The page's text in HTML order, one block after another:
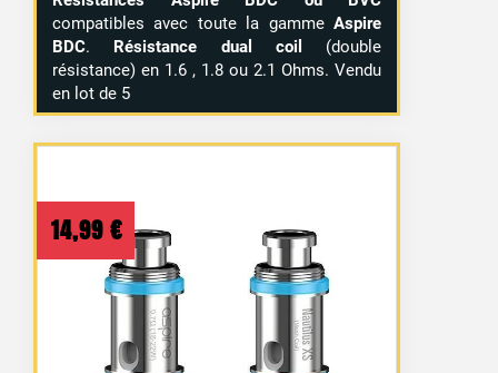
compatibles avec toute la gammeAspire
BDC. Résistance dual coil
(double
résistance) en 1.6 , 1.8 ou 2.1 Ohms. Vendu
en lot de 5
14,99 €